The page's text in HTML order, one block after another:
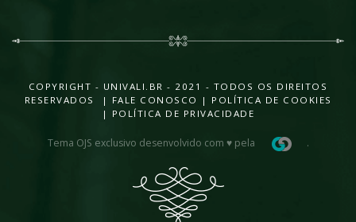
COPYRIGHT - UNIVALI.BR - 2021 - TODOS OS DIREITOS
RESERVADOS |
FALE CONOSCO | POLÍTICA DE COOKIES
| POLÍTICA DE PRIVACIDADE
Tema OJS exclusivo desenvolvido com ♥ pela .